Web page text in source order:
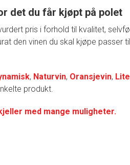
det du får kjøpt på polet
pris i forhold til kvalitet,
den vinen du skal kjøpe passer
, Naturvin, Oransjevin,
produkt.
med mange muligheter.